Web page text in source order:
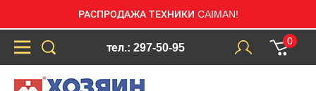
РАСПРОДАЖА ТЕХНИКИ CAIMAN!
тел.: 297-50-95
0